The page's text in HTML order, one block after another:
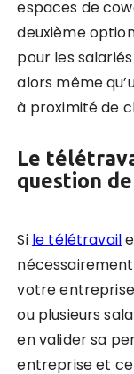
espaces de
deuxième
pour les
alors même
à proximité de
Le
question
Si le télétravail
votre
ou plusieurs
en valider sa
entreprise et